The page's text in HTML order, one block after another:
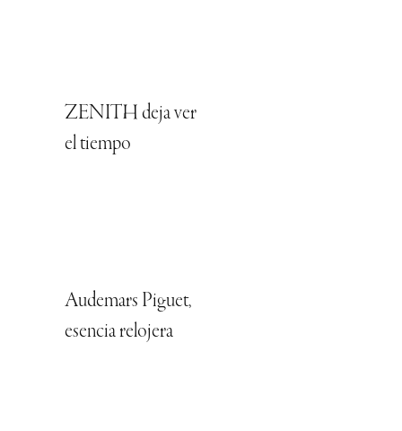
ZENITH deja ver
el tiempo
Audemars Piguet,
esencia relojera